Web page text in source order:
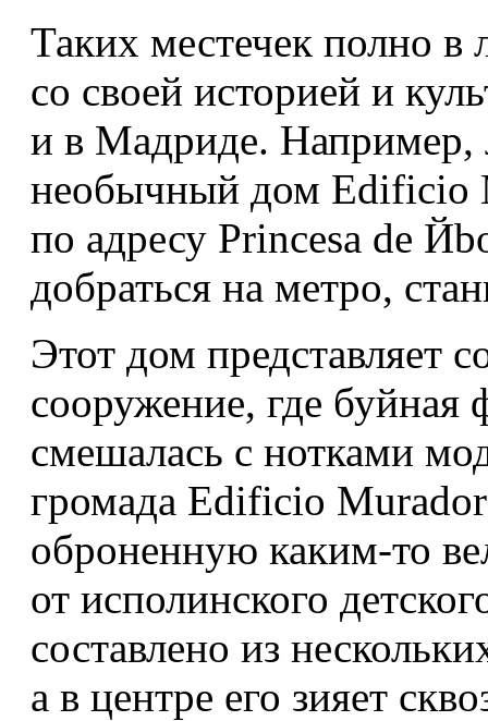
Таких местечек полно
со своей историей и
и в Мадриде. Например,
необычный дом Edificio
по адресу Princesa de
добраться на метро,
Этот дом представляет
сооружение, где буйная
смешалась с нотками
громада Edificio
оброненную каким-то
от исполинского
составлено из
а в центре его зияет